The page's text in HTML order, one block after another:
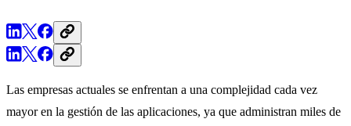
Las empresas actuales se enfrentan a una complejidad cada vez
mayor en la gestión de las aplicaciones, ya que administran miles de